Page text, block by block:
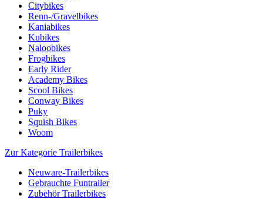
Citybikes
Renn-/Gravelbikes
Kaniabikes
Kubikes
Naloobikes
Frogbikes
Early Rider
Academy Bikes
Scool Bikes
Conway Bikes
Puky
Squish Bikes
Woom
Zur Kategorie Trailerbikes
Neuware-Trailerbikes
Gebrauchte Funtrailer
Zubehör Trailerbikes